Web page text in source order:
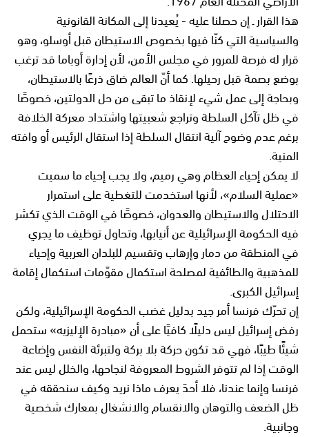
هذا القرار ـ إن حصلنا عليه - يُعيدنا إلى المكانة القانونية
والسياسية التي كنّا فيها بخصوص الاستيطان قبل أوسلو، وهو
قرار له فرصة للمرور في مجلس الأمن، لأن إدارة أوباما قد ترغب
بوضع بصمة قبل رحيلها. كما أنّ العالم ضاق ذرعًا بالاستيطان،
وبحاجة إلى عمل شيء لإنقاذ ما تبقى من حل الدولتين، خصوصًا
في ظل تآكل السلطة وتراجع شعبيتها واشتداد معركة الخلافة
برغم عدم وضوح آلية انتقال السلطة إذا استقال الرئيس أو وافته
المنية.
لا يمكن إحياء العظام وهي رميم، ولا يجب إحياء ما سميت
«عملية السلام»، لأنها استخدمت للتغطية على استمرار
الاحتلال والاستيطان والعدوان، خصوصًا في الوقت الذي تكشر
فيه الحكومة الإسرائيلية عن أنيابها، وتحاول توظيف ما يجري
في المنطقة من دمار وإرهاب وتقسيم للبلدان العربية وإحياء
للمذهبية والطائفية لمصلحة استكمال مقوّمات استكمال إقامة
إسرائيل الكبرى.
إن تحرّك فرنسا أمر جيد بدليل غضب الحكومة الإسرائيلية، ولكن
رفض إسرائيل ليس دليلًا كافيًا على أن «مبادرة الإليزيه» ستحمل
شيئًا طيبًا، فهي قد تكون حركة بلا بركة ولتبرئة النفس وإضاعة
الوقت إذا لم تتوفر الشروط المعروفة لنجاحها، والخلل ليس عند
فرنسا وإنما عندنا، فلا أحدَ يعرف ماذا نريد وكيف سنحققه في
ظل الضعف والتوهان والانقسام والانشغال بمعارك شخصية
وجانبية.